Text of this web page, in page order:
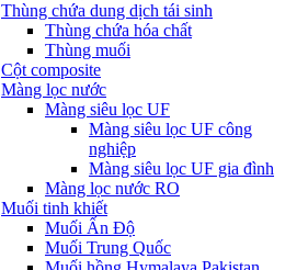
Thùng chứa dung dịch tái sinh
Thùng chứa hóa chất
Thùng muối
Cột composite
Màng lọc nước
Màng siêu lọc UF
Màng siêu lọc UF công
nghiệp
Màng siêu lọc UF gia đình
Màng lọc nước RO
Muối tinh khiết
Muối Ấn Độ
Muối Trung Quốc